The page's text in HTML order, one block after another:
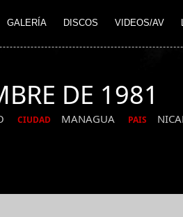
GALERÍA DISCOS VIDEOS/AV
DE 1981
CIUDAD MANAGUA PAIS